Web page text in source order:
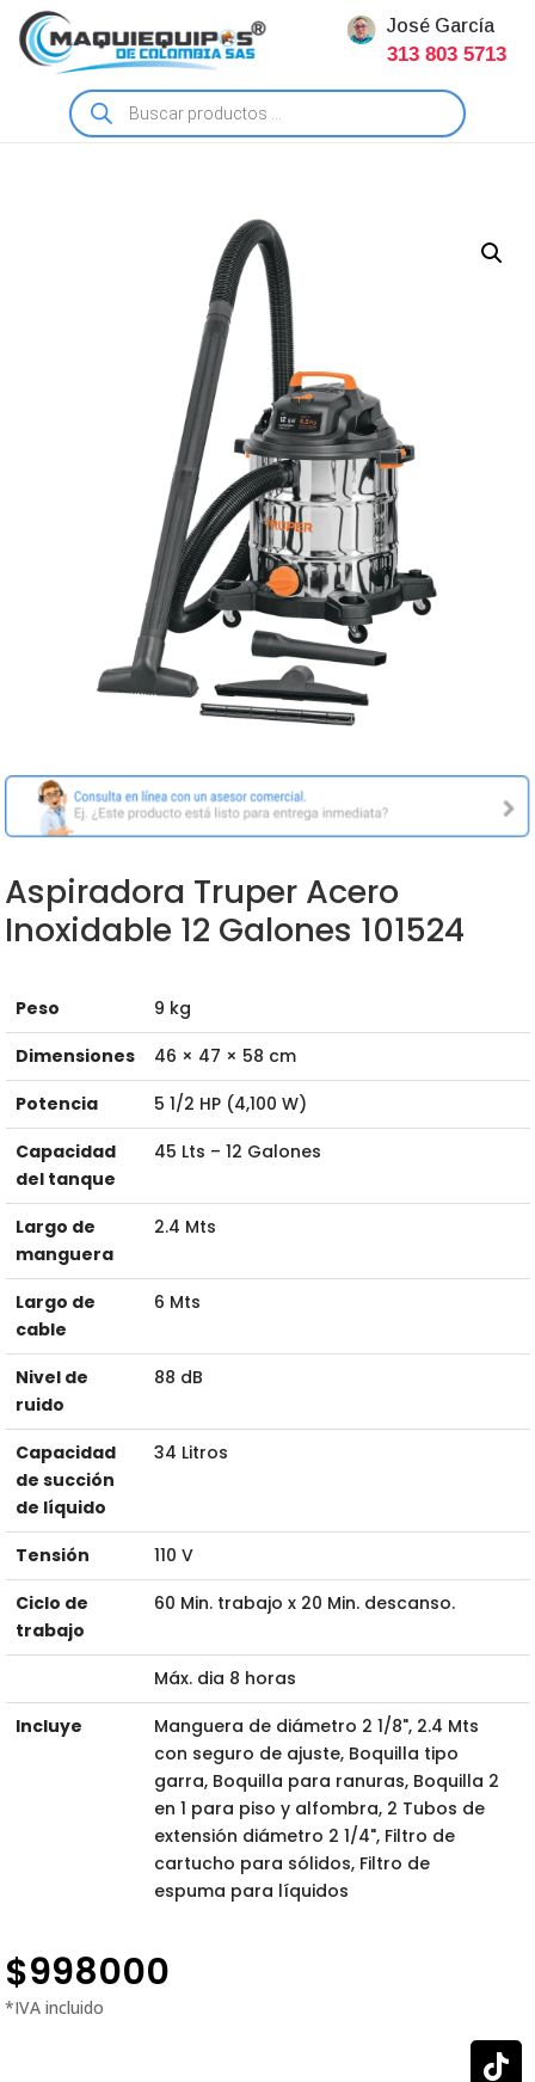
José García
313 803 5713
Búsqueda
de
productos

Aspiradora Truper Acero
Inoxidable 12 Galones 101524
Peso
9 kg
Dimensiones
46 × 47 × 58 cm
Potencia
5 1/2 HP (4,100 W)
Capacidad
del tanque
45 Lts – 12 Galones
Largo de
manguera
2.4 Mts
Largo de
cable
6 Mts
Nivel de
ruido
88 dB
Capacidad
de succión
de líquido
34 Litros
Tensión
110 V
Ciclo de
trabajo
60 Min. trabajo x 20 Min. descanso.
Máx. dia 8 horas
Incluye
Manguera de diámetro 2 1/8", 2.4 Mts
con seguro de ajuste, Boquilla tipo
garra, Boquilla para ranuras, Boquilla 2
en 1 para piso y alfombra, 2 Tubos de
extensión diámetro 2 1/4", Filtro de
cartucho para sólidos, Filtro de
espuma para líquidos
$998000